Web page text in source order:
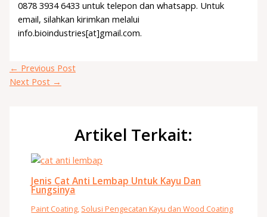
0878 3934 6433 untuk telepon dan whatsapp. Untuk
email, silahkan kirimkan melalui
info.bioindustries[at]gmail.com.
← Previous Post
Next Post →
Artikel Terkait:
Jenis Cat Anti Lembap Untuk Kayu Dan
Fungsinya
Paint Coating, Solusi Pengecatan Kayu dan Wood Coating